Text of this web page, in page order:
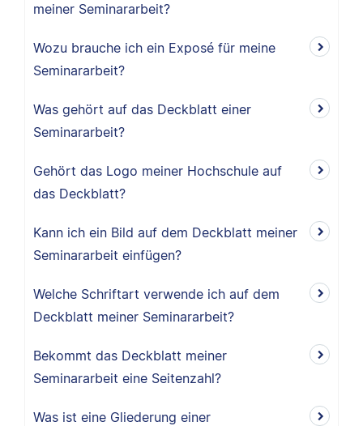
meiner Seminararbeit?
Wozu brauche ich ein Exposé für meine
Seminararbeit?
Was gehört auf das Deckblatt einer
Seminararbeit?
Gehört das Logo meiner Hochschule auf
das Deckblatt?
Kann ich ein Bild auf dem Deckblatt meiner
Seminararbeit einfügen?
Welche Schriftart verwende ich auf dem
Deckblatt meiner Seminararbeit?
Bekommt das Deckblatt meiner
Seminararbeit eine Seitenzahl?
Was ist eine Gliederung einer